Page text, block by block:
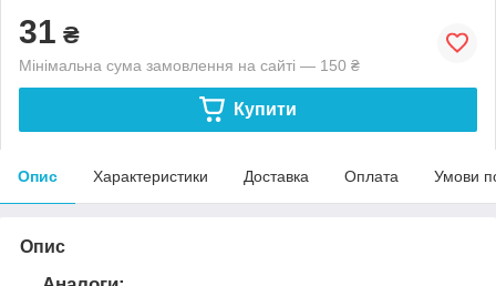
31 ₴
Мінімальна сума замовлення на сайті — 150 ₴
Купити
Опис Характеристики Доставка Оплата Умови
Опис